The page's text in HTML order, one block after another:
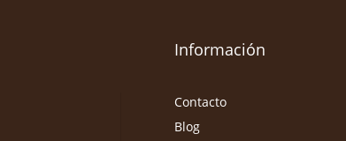
Información
Contacto
Blog